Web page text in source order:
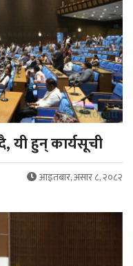
यी हुन् कार्यसूची
आइतबार, असार ८, २०८२